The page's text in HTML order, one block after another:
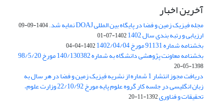
آخرین اخبار
مجله فیزیک زمین و فضا در پایگاه بین المللی DOAJ نمایه شد. 1404-09-09
ارزیابی و رتبه بندی سال 1402 1402-07-01
بخشنامه شماره 91131 مورخ 1402/04/04 1402-04-04
بخشنامه معاونت پژوهشی دانشگاه به شماره 140/130382 مورخ 98/5/20
1398-05-20
دریافت مجوز انتشار 1 شماره از نشریه فیزیک زمین و فضا در هر سال به
زبان انگلیسی در جلسه کار گروه علوم پایه مورخ 22/10/92 وزارت علوم،
تحقیقات و فناوری1392-11-20